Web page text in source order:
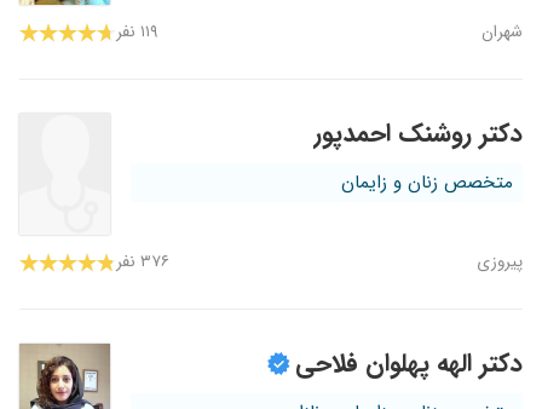
شهران ۱۱۹ نفر
دکتر روشنک احمدپور
متخصص زنان و زایمان
پیروزی ۳۷۶ نفر
دکتر الهه پهلوان فلاحی